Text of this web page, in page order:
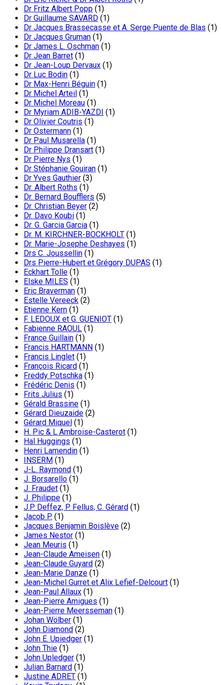
Dr Fritz Albert Popp (1)
Dr Guillaume SAVARD (1)
Dr Jacques Brassecasse et A. Serge Puente de Blas (1)
Dr Jacques Gruman (1)
Dr James L. Oschman (1)
Dr Jean Barret (1)
Dr Jean-Loup Dervaux (1)
Dr Luc Bodin (1)
Dr Max-Henri Béguin (1)
Dr Michel Arteil (1)
Dr Michel Moreau (1)
Dr Myriam ADIB-YAZDI (1)
Dr Olivier Coutris (1)
Dr Ostermann (1)
Dr Paul Musarella (1)
Dr Philippe Dransart (1)
Dr Pierre Nys (1)
Dr Stéphanie Gouiran (1)
Dr Yves Gauthier (3)
Dr. Albert Roths (1)
Dr. Bernard Boufflers (5)
Dr. Christian Beyer (2)
Dr. Davo Koubi (1)
Dr. G. Garcia Garcia (1)
Dr. M. KIRCHNER-BOCKHOLT (1)
Dr. Marie-Josephe Deshayes (1)
Drs C. Joussellin (1)
Drs Pierre-Hubert et Grégory DUPAS (1)
Eckhart Tolle (1)
Elske MILES (1)
Eric Braverman (1)
Estelle Vereeck (2)
Etienne Kern (1)
F. LEDOUX et G. GUENIOT (1)
Fabienne RAOUL (1)
France Guillain (1)
Francis HARTMANN (1)
Francis Linglet (1)
François Ricard (1)
Freddy Potschka (1)
Frédéric Denis (1)
Frits Julius (1)
Gérald Brassine (1)
Gérard Dieuzaide (2)
Gérard Miquel (1)
H. Pic & L Ambroise-Casterot (1)
Hal Huggings (1)
Henri Lamendin (1)
INSERM (1)
J-L. Raymond (1)
J. Borsarello (1)
J. Fraudet (1)
J. Philippe (1)
J.P. Deffez, P. Fellus, C. Gérard (1)
Jacob P. (1)
Jacques Benjamin Boislève (2)
James Nestor (1)
Jean Meuris (1)
Jean-Claude Ameisen (1)
Jean-Claude Guyard (2)
Jean-Marie Danze (1)
Jean-Michel Gurret et Alix Lefief-Delcourt (1)
Jean-Paul Allaux (1)
Jean-Pierre Amigues (1)
Jean-Pierre Meersseman (1)
Johan Wölber (1)
John Diamond (2)
John E. Upiedger (1)
John Thie (1)
John Upledger (1)
Julian Barnard (1)
Justine ADRET (1)